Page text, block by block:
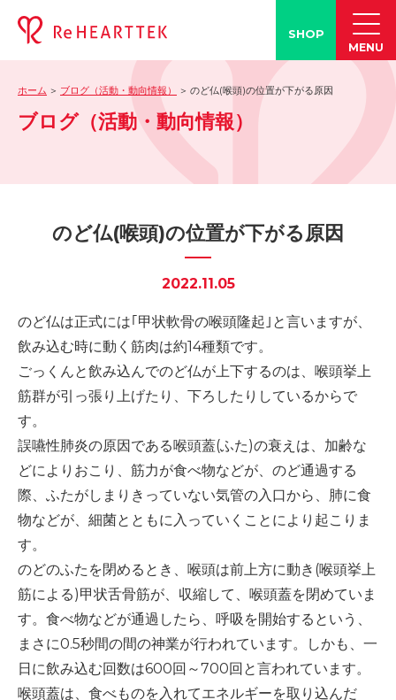
-ブログ
-学会発表情報
-お客様の声
誤嚥・誤嚥性肺炎の知識
-誤嚥・誤嚥性肺炎とは
-誤嚥のQ&A(コラム)
会社情報
ショップ
電話する
SHOP
MENU
ホーム ブログ（活動・動向情報） のど仏(喉頭)の位置が下がる原因
ブログ（活動・動向情報）
のど仏(喉頭)の位置が下がる原因
2022.11.05
のど仏は正式には｢甲状軟骨の喉頭隆起｣と言いますが、
飲み込む時に動く筋肉は約14種類です。
ごっくんと飲み込んでのど仏が上下するのは、喉頭挙上
筋群が引っ張り上げたり、下ろしたりしているからで
す。
誤嚥性肺炎の原因である喉頭蓋(ふた)の衰えは、加齢な
どによりおこり、筋力が食べ物などが、のど通過する
際、ふたがしまりきっていない気管の入口から、肺に食
物などが、細菌とともに入っていくことにより起こりま
す。
のどのふたを閉めるとき、喉頭は前上方に動き(喉頭挙上
筋による)甲状舌骨筋が、収縮して、喉頭蓋を閉めていま
す。食べ物などが通過したら、呼吸を開始するという、
まさに0.5秒間の間の神業が行われています。しかも、一
日に飲み込む回数は600回～700回と言われています。
喉頭蓋は、食べものを入れてエネルギーを取り込んだ